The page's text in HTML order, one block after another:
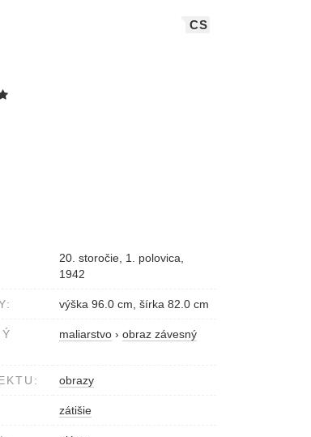
CS
20. storočie, 1. polovica,
1942
výška 96.0 cm, šírka 82.0 cm
maliarstvo › obraz závesný
obrazy
zátišie